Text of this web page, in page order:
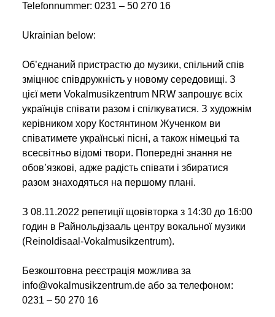
Telefonnummer: 0231 – 50 270 16
Ukrainian below:
Об’єднаний пристрастю до музики, спільний спів
зміцнює співдружність у новому середовищі. З
цієї мети Vokalmusikzentrum NRW запрошує всіх
українців співати разом і спілкуватися. З художнім
керівником хору Костянтином Жученком ви
співатимете українські пісні, а також німецькі та
всесвітньо відомі твори. Попередні знання не
обов’язкові, адже радість співати і збиратися
разом знаходяться на першому плані.
З 08.11.2022 репетиції щовівторка з 14:30 до 16:00
годин в Райнольдізааль центру вокальної музики
(Reinoldisaal-Vokalmusikzentrum).
Безкоштовна реєстрація можлива за
info@vokalmusikzentrum.de або за телефоном:
0231 – 50 270 16